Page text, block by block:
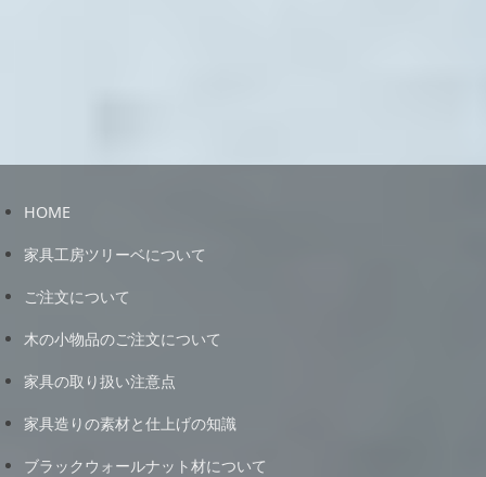
HOME
家具工房ツリーベについて
ご注文について
木の小物品のご注文について
家具の取り扱い注意点
家具造りの素材と仕上げの知識
ブラックウォールナット材について